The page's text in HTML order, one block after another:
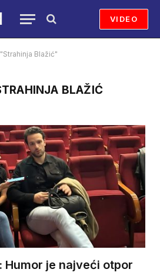
VIDEO
Blažić"
BLAŽIĆ
Humor je najveći otpor